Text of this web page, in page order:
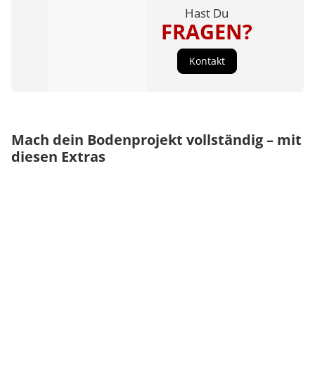
Mach dein Bodenprojekt vollständig – mit
diesen Extras
Hast Du
FRAGEN?
Kontakt